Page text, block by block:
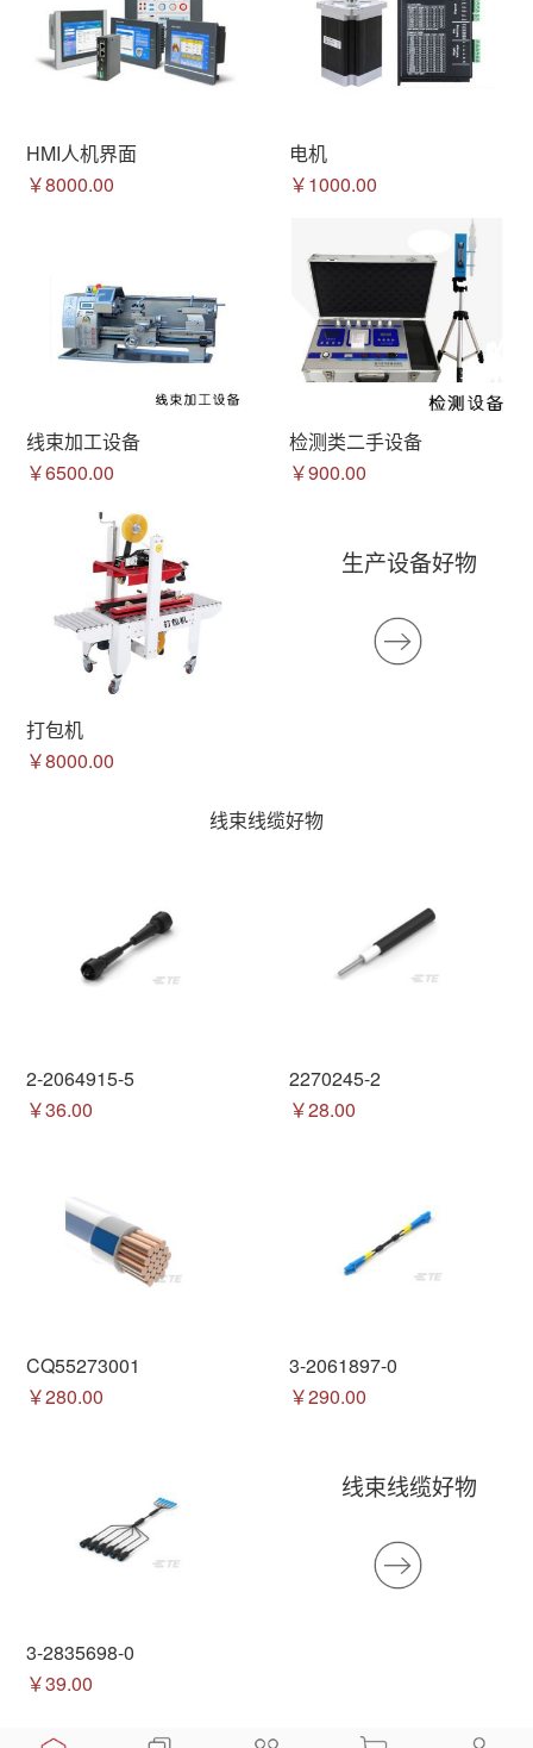
HMI人机界面
￥8000.00
电机
￥1000.00
线束加工设备
￥6500.00
检测类二手设备
￥900.00
打包机
￥8000.00
生产设备好物
线束线缆好物
2-2064915-5
￥36.00
2270245-2
￥28.00
CQ55273001
￥280.00
3-2061897-0
￥290.00
3-2835698-0
￥39.00
线束线缆好物